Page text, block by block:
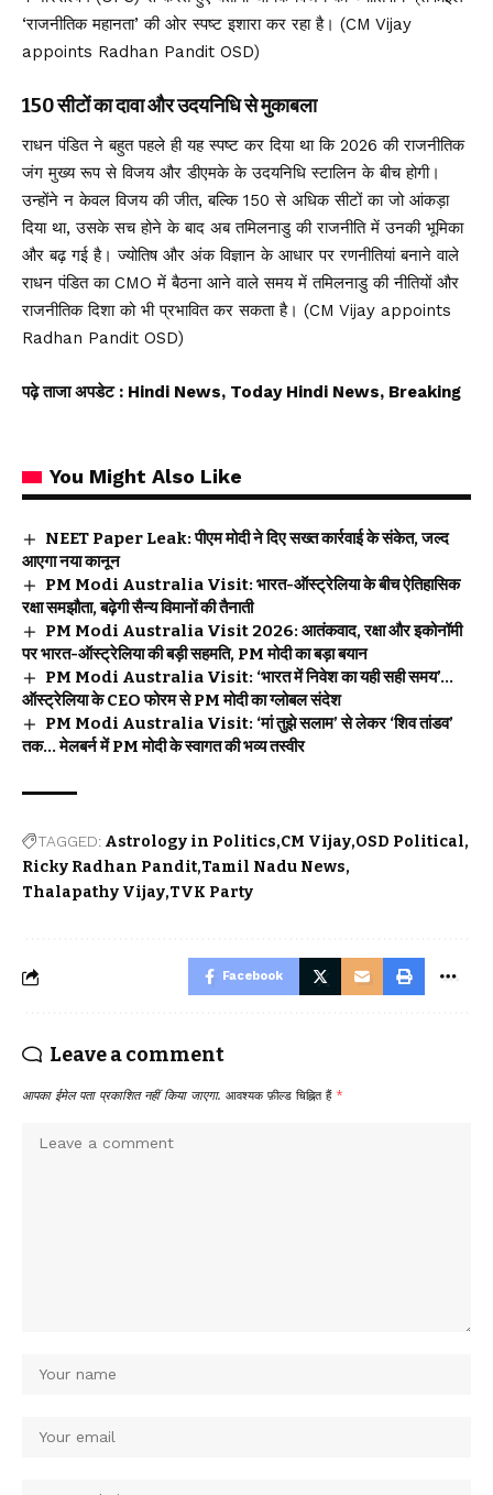
‘राजनीतिक महानता’ की ओर स्पष्ट इशारा कर रहा है। (CM Vijay
appoints Radhan Pandit OSD)
150 सीटों का दावा और उदयनिधि से मुकाबला
राधन पंडित ने बहुत पहले ही यह स्पष्ट कर दिया था कि 2026 की राजनीतिक
जंग मुख्य रूप से विजय और डीएमके के उदयनिधि स्टालिन के बीच होगी।
उन्होंने न केवल विजय की जीत, बल्कि 150 से अधिक सीटों का जो आंकड़ा
दिया था, उसके सच होने के बाद अब तमिलनाडु की राजनीति में उनकी भूमिका
और बढ़ गई है। ज्योतिष और अंक विज्ञान के आधार पर रणनीतियां बनाने वाले
राधन पंडित का CMO में बैठना आने वाले समय में तमिलनाडु की नीतियों और
राजनीतिक दिशा को भी प्रभावित कर सकता है। (CM Vijay appoints
Radhan Pandit OSD)
पढ़े ताजा अपडेट : Hindi News, Today Hindi News, Breaking
You Might Also Like
NEET Paper Leak: पीएम मोदी ने दिए सख्त कार्रवाई के संकेत, जल्द
आएगा नया कानून
PM Modi Australia Visit: भारत-ऑस्ट्रेलिया के बीच ऐतिहासिक
रक्षा समझौता, बढ़ेगी सैन्य विमानों की तैनाती
PM Modi Australia Visit 2026: आतंकवाद, रक्षा और इकोनॉमी
पर भारत-ऑस्ट्रेलिया की बड़ी सहमति, PM मोदी का बड़ा बयान
PM Modi Australia Visit: ‘भारत में निवेश का यही सही समय’…
ऑस्ट्रेलिया के CEO फोरम से PM मोदी का ग्लोबल संदेश
PM Modi Australia Visit: ‘मां तुझे सलाम’ से लेकर ‘शिव तांडव’
तक… मेलबर्न में PM मोदी के स्वागत की भव्य तस्वीर
TAGGED: Astrology in Politics CM Vijay OSD Political
Ricky Radhan Pandit Tamil Nadu News
Thalapathy Vijay TVK Party
Facebook
Leave a comment
आपका ईमेल पता प्रकाशित नहीं किया जाएगा. आवश्यक फ़ील्ड चिह्नित हैं *